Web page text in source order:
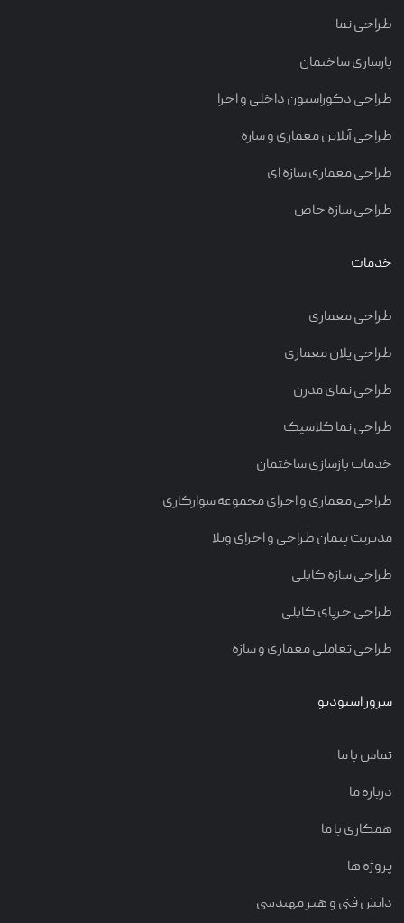
طراحی نما
بازسازی ساختمان
طراحی دکوراسیون داخلی و اجرا
طراحی آنلاین معماری و سازه
طراحی معماری سازه ای
طراحی سازه خاص
خدمات
طراحی معماری
طراحی پلان معماری
طراحی نمای مدرن
طراحی نما کلاسیک
خدمات بازسازی ساختمان
طراحی معماری و اجرای مجموعه سوارکاری
مدیریت پیمان طراحی و اجرای ویلا
طراحی سازه کابلی
طراحی خرپای کابلی
طراحی تعاملی معماری و سازه
سرور استودیو
تماس با ما
درباره ما
همکاری با ما
پروژه ها
دانش فنی و هنر مهندسی